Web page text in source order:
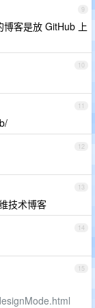
9
博客是放 GitHub 上
10
11
12
13
技术博客
14
15